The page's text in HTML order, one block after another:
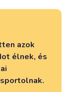
azok
élnek, és